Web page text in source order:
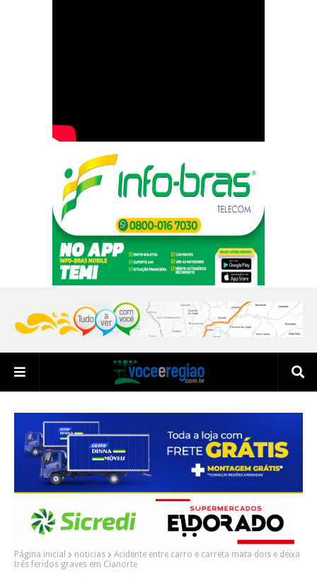
Página inicial noticias
Acidente entre carro e carreta mata dois e deixa
três feridos graves em Cianorte